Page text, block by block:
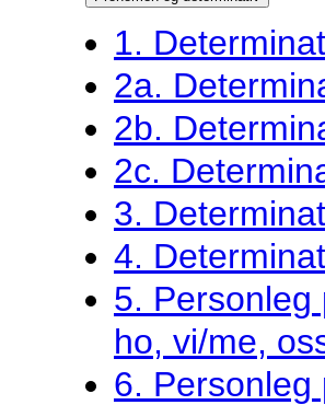
1.
2a.
2b.
2c.
3.
4.
5. Personleg
ho, vi/me,
6.